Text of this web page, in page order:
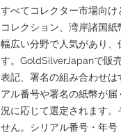
すべてコレクター市場向
コレクション、湾岸諸国
幅広い分野で人気があり
す。GoldSilverJapanで販
表記、署名の組み合わせ
アル番号や署名の紙幣が
況に応じて選定されます
せん。シリアル番号・年